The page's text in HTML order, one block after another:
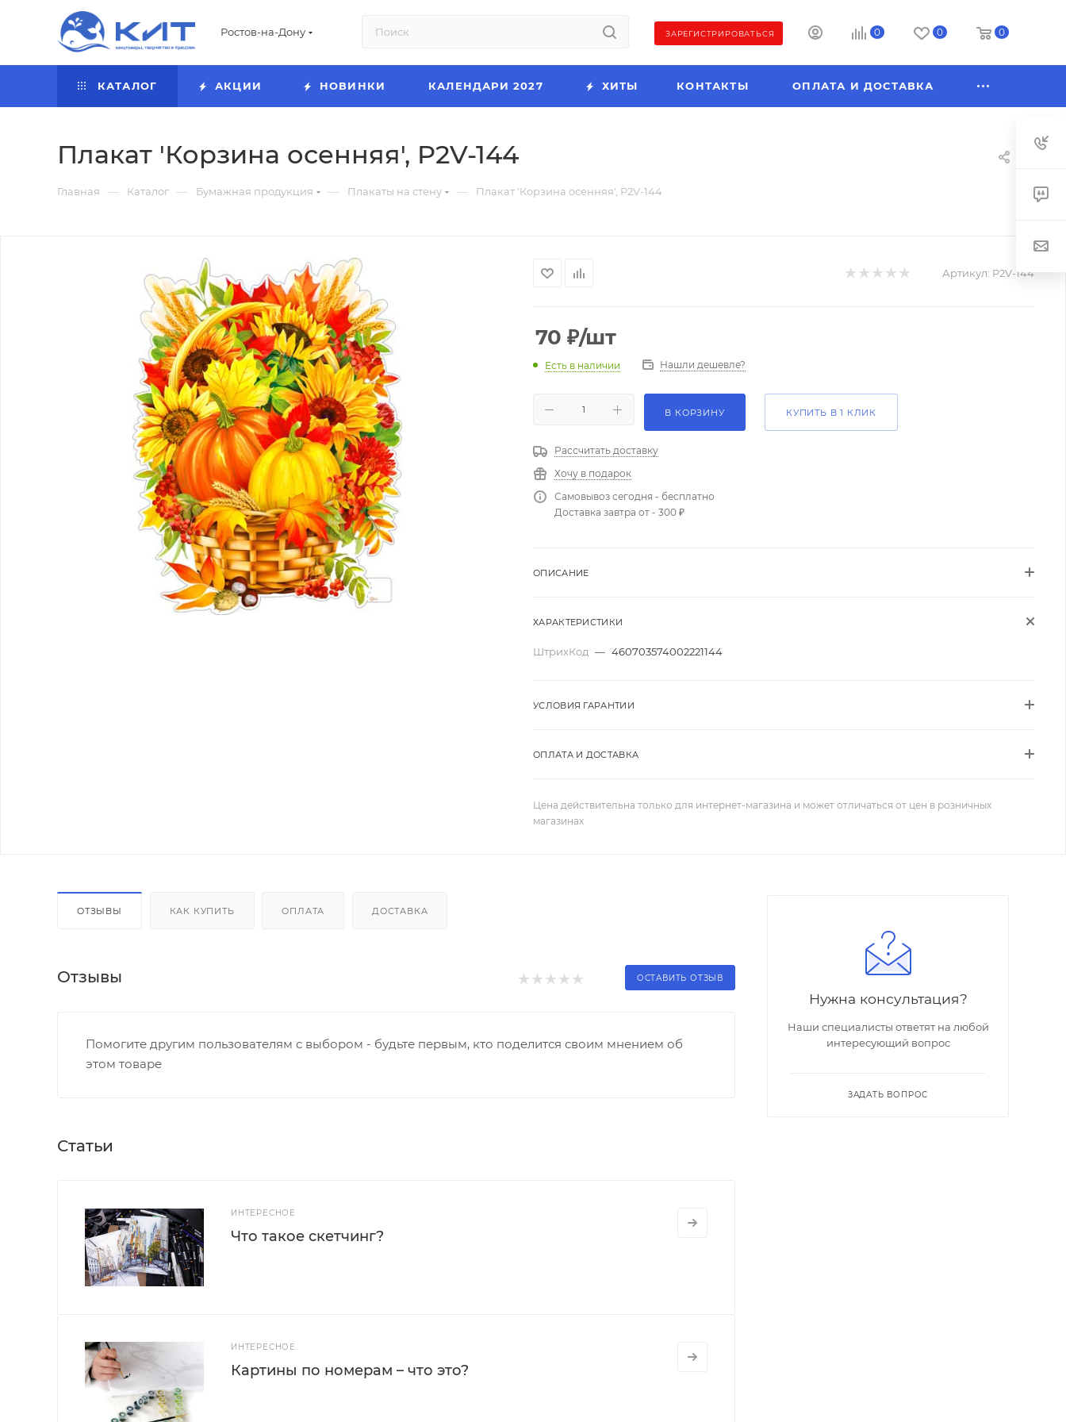
Ростов-на-Дону ЗАРЕГИСТРИРОВАТЬСЯ 0 0 0
КАТАЛОГ АКЦИИ НОВИНКИ КАЛЕНДАРИ 2027 ХИТЫ КОНТАКТЫ ОПЛАТА И ДОСТАВКА
Плакат 'Корзина осенняя', P2V-144
Главная — Каталог — Бумажная продукция — Плакаты на стену — Плакат 'Корзина осенняя', P2V-144
Артикул: P2V-144
70 ₽/шт
Есть в наличии Нашли дешевле?
В КОРЗИНУ КУПИТЬ В 1 КЛИК
Рассчитать доставку
Хочу в подарок
Самовывоз сегодня - бесплатно
Доставка завтра от - 300 ₽
ОПИСАНИЕ
ХАРАКТЕРИСТИКИ
ШтрихКод — 460703574002221144
УСЛОВИЯ ГАРАНТИИ
ОПЛАТА И ДОСТАВКА
Цена действительна только для интернет-магазина и может отличаться от цен в розничных
магазинах
ОТЗЫВЫ КАК КУПИТЬ ОПЛАТА ДОСТАВКА
Отзывы ОСТАВИТЬ ОТЗЫВ
Помогите другим пользователям с выбором - будьте первым, кто поделится своим мнением об
этом товаре
Статьи
ИНТЕРЕСНОЕ
Что такое скетчинг?
ИНТЕРЕСНОЕ
Картины по номерам – что это?
Нужна консультация?
Наши специалисты ответят на любой
интересующий вопрос
ЗАДАТЬ ВОПРОС